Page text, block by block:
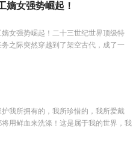
嫡女强势崛起！
女强势崛起！二十三世纪世界顶级特
之际突然穿越到了架空古代，成了一
我所拥有的，我所珍惜的，我所爱戴
用鲜血来洗涤！这是属于我的世界，我